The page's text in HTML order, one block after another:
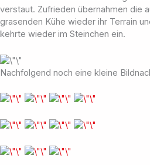
verstaut. Zufrieden übernahmen die
grasenden Kühe wieder ihr Terrain
kehrte wieder im Steinchen ein.
Nachfolgend noch eine kleine